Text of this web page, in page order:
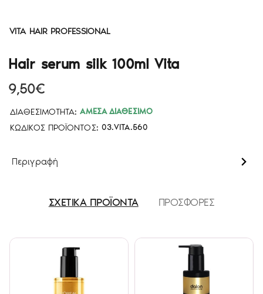
VITA HAIR PROFESSIONAL
Hair serum silk 100ml Vita
ΔΙΑΘΕΣΙΜΌΤΗΤΑ: ΆΜΕΣΑ ΔΙΑΘΈΣΙΜΟ
ΚΩΔΙΚΌΣ ΠΡΟΪΌΝΤΟΣ: 03.VITA.560
9,50€
Περιγραφή
ΣΧΕΤΙΚΑ ΠΡΟΪΟΝΤΑ ΠΡΟΣΦΟΡΕΣ